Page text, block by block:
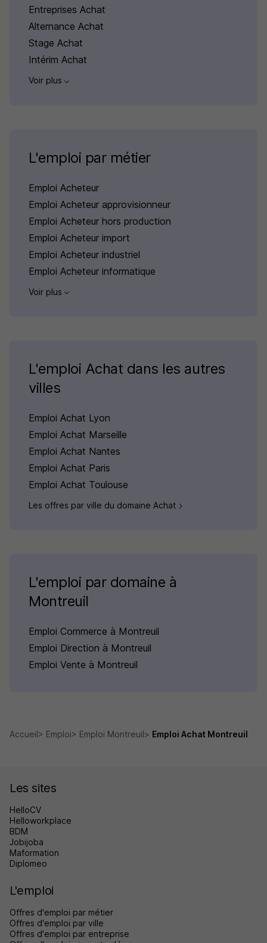
Entreprises Achat
Alternance Achat
Stage Achat
Intérim Achat
Voir plus
L'emploi par métier
Emploi Acheteur
Emploi Acheteur approvisionneur
Emploi Acheteur hors production
Emploi Acheteur import
Emploi Acheteur industriel
Emploi Acheteur informatique
Voir plus
L'emploi Achat dans les autres
villes
Emploi Achat Lyon
Emploi Achat Marseille
Emploi Achat Nantes
Emploi Achat Paris
Emploi Achat Toulouse
Les offres par ville du domaine Achat
L'emploi par domaine à
Montreuil
Emploi Commerce à Montreuil
Emploi Direction à Montreuil
Emploi Vente à Montreuil
Accueil Emploi Emploi Montreuil Emploi Achat Montreuil
Les sites
HelloCV
Helloworkplace
BDM
Jobijoba
Maformation
Diplomeo
L'emploi
Offres d'emploi par métier
Offres d'emploi par ville
Offres d'emploi par entreprise